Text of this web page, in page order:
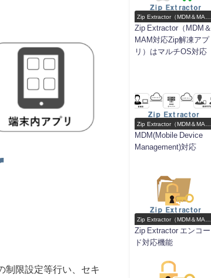
制限設定等行い、セキ
Zip Extractor（MDM＆MAM
対応Zip解凍アプリ）機能一
覧
Zip Extractor（MDM＆
MAM対応Zip解凍アプ
リ）はマルチOS対応
Zip Extractor（MDM＆MAM
対応Zip解凍アプリ）機能一
MDM(Mobile Device
Management)対応
Zip Extractor（MDM＆MAM
対応Zip解凍アプリ）機能一
Zip Extractor エンコー
ド対応機能